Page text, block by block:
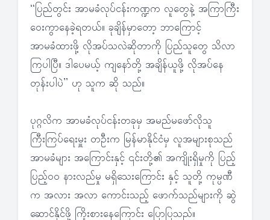
“ပြည်တွင်း အာမခံလုပ်ငန်းကဏ္ဍက လူတွေနဲ့ အကြာကြီး
ဝေးကွာနေခဲ့ရတယ်။ ခုချိန်မှာတော့ ဘာကြောင့်
အာမခံထားဖို့ လိုအပ်သလဲဆိုတာကို ပြည်သူတွေ သိလာ
ကြပါပြီ။ ဒါပေမယ့် ကျနော်တို့ အချိန်ယူဖို့ လိုအပ်နေ
တုန်းပါပဲ” ဟု သူက ဆို သည်။
ပုဂ္ဂလိက အာမခံလုပ်ငန်းတခုမှ အမည်မဖော်လိုသူ
ကြီးကြပ်ရေးမှူး တဦးက မြန်မာနိုင်ငံမှ လူအများစုသည်
အာမခံများ အကြောင်းနှင့် ၎င်းတို့၏ အကျိုးရှိမှုကို ပြည့်
ပြည့်၀၀ နားလည်မှု မရှိသေးကြောင်း နှင့် သူတို့ ကုမ္ပဏီ
က အလား အလာ ကောင်းသည့် ဖောက်သည်များကို ဆွဲ
ဆောင်နိုင်ဖို့ ကြိုးစားနေကြောင်း ပြောပြသည်။